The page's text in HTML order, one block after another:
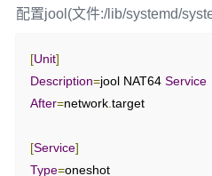
forward-zone :
  forward
配置jool(文件:/lib/systemd/
[Unit]
Description=jool NAT64 Service
After=network. target
[Service]
Type=
oneshot